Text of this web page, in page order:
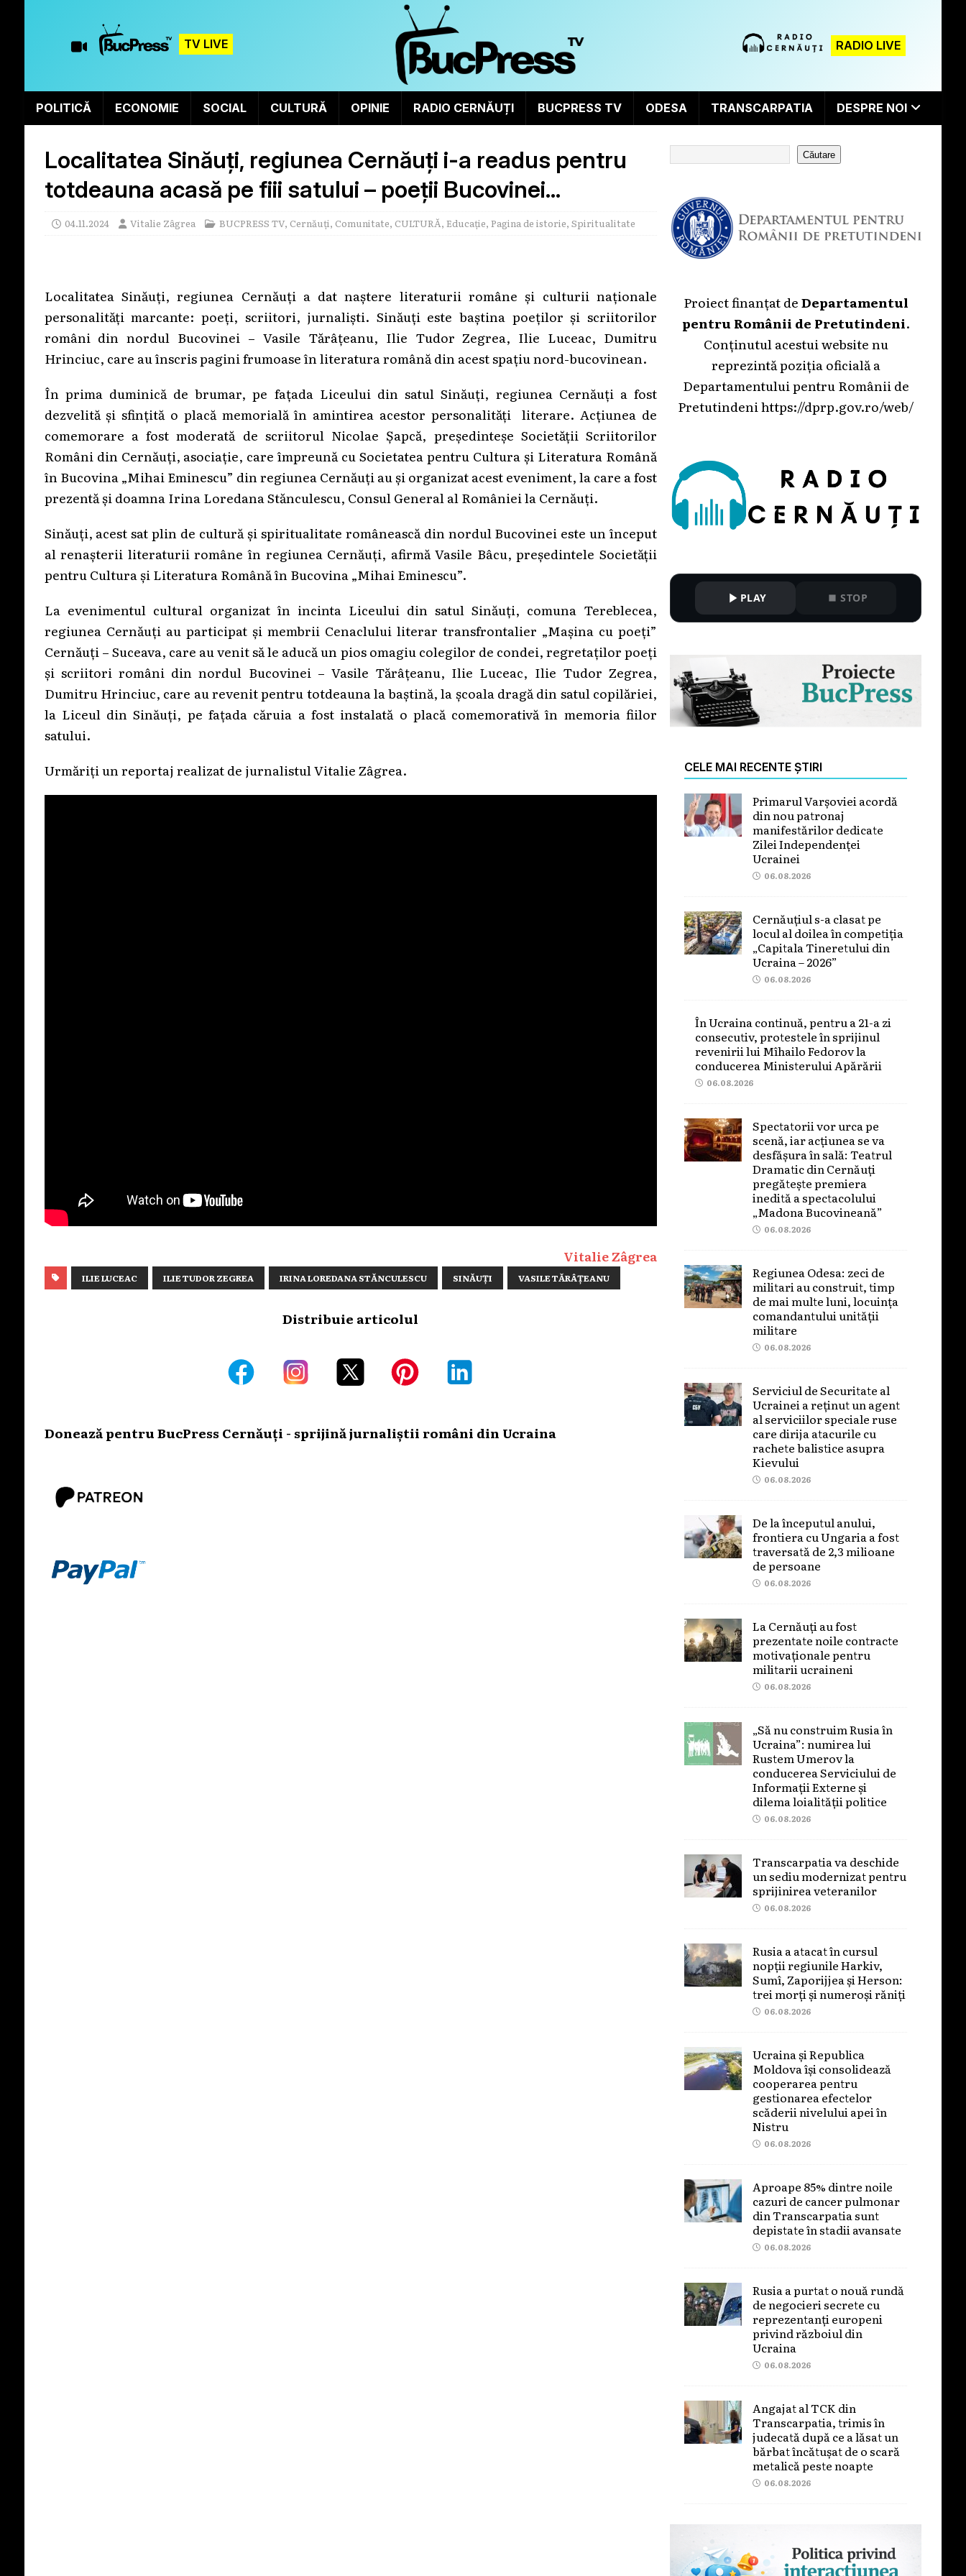
TV LIVE RADIO LIVE
POLITICĂ ECONOMIE SOCIAL CULTURĂ OPINIE RADIO CERNĂUȚI BUCPRESS TV ODESA TRANSCARPATIA DESPRE NOI
Localitatea Sinăuți, regiunea Cernăuți i-a readus pentru
totdeauna acasă pe fiii satului – poeții Bucovinei…
04.11.2024 Vitalie Zâgrea BUCPRESS TV, Cernăuți, Comunitate, CULTURĂ, Educație, Pagina de istorie, Spiritualitate
Localitatea Sinăuți, regiunea Cernăuți a dat naștere literaturii române și culturii naționale
personalități marcante: poeți, scriitori, jurnaliști. Sinăuți este baștina poeților și scriitorilor
români din nordul Bucovinei – Vasile Tărâțeanu, Ilie Tudor Zegrea, Ilie Luceac, Dumitru
Hrinciuc, care au înscris pagini frumoase în literatura română din acest spațiu nord-bucovinean.
În prima duminică de brumar, pe fațada Liceului din satul Sinăuți, regiunea Cernăuți a fost
dezvelită și sfințită o placă memorială în amintirea acestor personalități literare. Acțiunea de
comemorare a fost moderată de scriitorul Nicolae Șapcă, președinteșe Societății Scriitorilor
Români din Cernăuți, asociație, care împreună cu Societatea pentru Cultura și Literatura Română
în Bucovina „Mihai Eminescu” din regiunea Cernăuți au și organizat acest eveniment, la care a fost
prezentă și doamna Irina Loredana Stănculescu, Consul General al României la Cernăuți.
Sinăuți, acest sat plin de cultură și spiritualitate românească din nordul Bucovinei este un început
al renașterii literaturii române în regiunea Cernăuți, afirmă Vasile Bâcu, președintele Societății
pentru Cultura și Literatura Română în Bucovina „Mihai Eminescu”.
La evenimentul cultural organizat în incinta Liceului din satul Sinăuți, comuna Tereblecea,
regiunea Cernăuți au participat și membrii Cenaclului literar transfrontalier „Mașina cu poeți”
Cernăuți – Suceava, care au venit să le aducă un pios omagiu colegilor de condei, regretaților poeți
și scriitori români din nordul Bucovinei – Vasile Tărâțeanu, Ilie Luceac, Ilie Tudor Zegrea,
Dumitru Hrinciuc, care au revenit pentru totdeauna la baștină, la școala dragă din satul copilăriei,
la Liceul din Sinăuți, pe fațada căruia a fost instalată o placă comemorativă în memoria fiilor
satului.
Urmăriți un reportaj realizat de jurnalistul Vitalie Zâgrea.
Vitalie Zâgrea
ILIE LUCEAC ILIE TUDOR ZEGREA IRINA LOREDANA STĂNCULESCU SINĂUȚI VASILE TĂRÂȚEANU
Distribuie articolul
Donează pentru BucPress Cernăuți - sprijină jurnaliștii români din Ucraina
Căutare
Proiect finanțat deDepartamentul
pentru Românii de Pretutindeni.
Conținutul acestui website nu
reprezintă poziția oficială a
Departamentului pentru Românii de
Pretutindenihttps://dprp.gov.ro/web/
PLAY STOP
CELE MAI RECENTE ȘTIRI
Primarul Varșoviei acordă
din nou patronaj
manifestărilor dedicate
Zilei Independenței
Ucrainei
06.08.2026
Cernăuțiul s-a clasat pe
locul al doilea în competiția
„Capitala Tineretului din
Ucraina – 2026”
06.08.2026
În Ucraina continuă, pentru a 21-a zi
consecutiv, protestele în sprijinul
revenirii lui Mîhailo Fedorov la
conducerea Ministerului Apărării
06.08.2026
Spectatorii vor urca pe
scenă, iar acțiunea se va
desfășura în sală: Teatrul
Dramatic din Cernăuți
pregătește premiera
inedită a spectacolului
„Madona Bucovineană”
06.08.2026
Regiunea Odesa: zeci de
militari au construit, timp
de mai multe luni, locuința
comandantului unității
militare
06.08.2026
Serviciul de Securitate al
Ucrainei a reținut un agent
al serviciilor speciale ruse
care dirija atacurile cu
rachete balistice asupra
Kievului
06.08.2026
De la începutul anului,
frontiera cu Ungaria a fost
traversată de 2,3 milioane
de persoane
06.08.2026
La Cernăuți au fost
prezentate noile contracte
motivaționale pentru
militarii ucraineni
06.08.2026
„Să nu construim Rusia în
Ucraina”: numirea lui
Rustem Umerov la
conducerea Serviciului de
Informații Externe și
dilema loialității politice
06.08.2026
Transcarpatia va deschide
un sediu modernizat pentru
sprijinirea veteranilor
06.08.2026
Rusia a atacat în cursul
nopții regiunile Harkiv,
Sumî, Zaporijjea și Herson:
trei morți și numeroși răniți
06.08.2026
Ucraina și Republica
Moldova își consolidează
cooperarea pentru
gestionarea efectelor
scăderii nivelului apei în
Nistru
06.08.2026
Aproape 85% dintre noile
cazuri de cancer pulmonar
din Transcarpatia sunt
depistate în stadii avansate
06.08.2026
Rusia a purtat o nouă rundă
de negocieri secrete cu
reprezentanți europeni
privind războiul din
Ucraina
06.08.2026
Angajat al TCK din
Transcarpatia, trimis în
judecată după ce a lăsat un
bărbat încătușat de o scară
metalică peste noapte
06.08.2026